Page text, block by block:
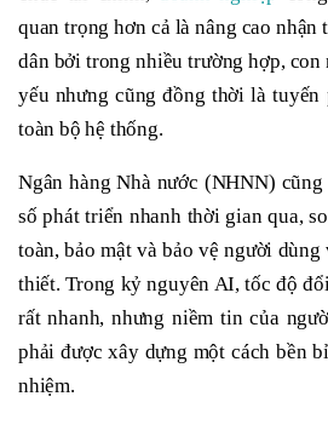
quan trọng hơn cả là nâng cao nhận
dân bởi trong nhiều trường hợp,
yếu nhưng cũng đồng thời là tuyến
toàn bộ hệ thống.
Ngân hàng Nhà nước (NHNN)
số phát triển nhanh thời gian qua,
toàn, bảo mật và bảo vệ người
thiết. Trong kỷ nguyên AI, tốc độ
rất nhanh, nhưng niềm tin của
phải được xây dựng một cách bền
nhiệm.